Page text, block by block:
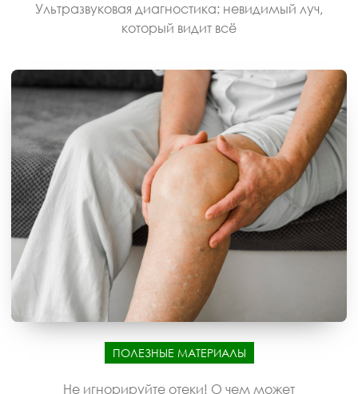
Ультразвуковая диагностика: невидимый луч,
который видит всё
ПОЛЕЗНЫЕ МАТЕРИАЛЫ
Не игнорируйте отеки! О чем может